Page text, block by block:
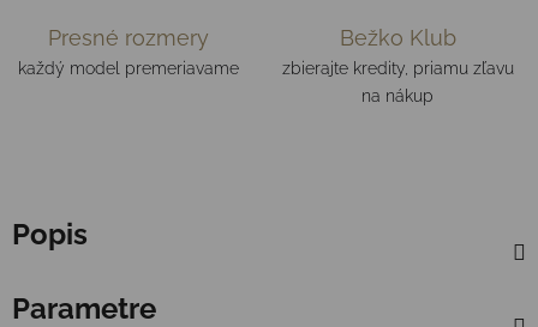
Presné rozmery
každý model premeriavame
Bežko Klub
zbierajte kredity, priamu zľavu
na nákup
Popis
Parametre